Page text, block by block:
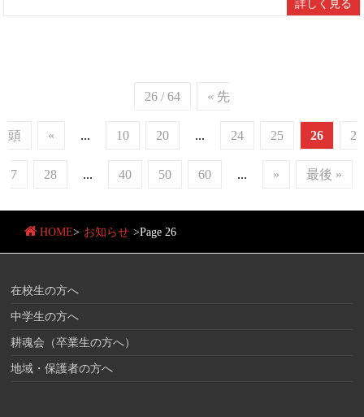
詳しく見る
26 / 64 « 先
頭 « ... 10 20 ... 24 25 26 2
7 28 ... 40 50 60 ... » 最後 »
HOME> お知らせ >Page 26
在校生の方へ
中学生の方へ
耕魂会（卒業生の方へ）
地域・保護者の方へ